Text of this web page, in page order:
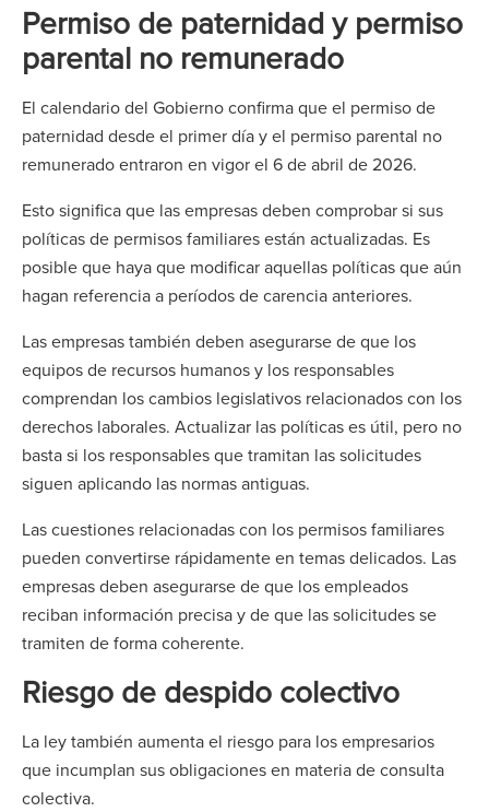
Permiso de paternidad y permiso
parental no remunerado
El calendario del Gobierno confirma que el permiso de
paternidad desde el primer día y el permiso parental no
remunerado entraron en vigor el 6 de abril de 2026.
Esto significa que las empresas deben comprobar si sus
políticas de permisos familiares están actualizadas. Es
posible que haya que modificar aquellas políticas que aún
hagan referencia a períodos de carencia anteriores.
Las empresas también deben asegurarse de que los
equipos de recursos humanos y los responsables
comprendan los cambios legislativos relacionados con los
derechos laborales. Actualizar las políticas es útil, pero no
basta si los responsables que tramitan las solicitudes
siguen aplicando las normas antiguas.
Las cuestiones relacionadas con los permisos familiares
pueden convertirse rápidamente en temas delicados. Las
empresas deben asegurarse de que los empleados
reciban información precisa y de que las solicitudes se
tramiten de forma coherente.
Riesgo de despido colectivo
La ley también aumenta el riesgo para los empresarios
que incumplan sus obligaciones en materia de consulta
colectiva.